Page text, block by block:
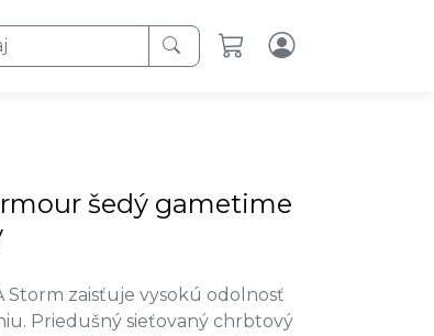
šedý gametime
Storm zaisťuje vysokú odolnosť
Priedušný sieťovaný chrbtový